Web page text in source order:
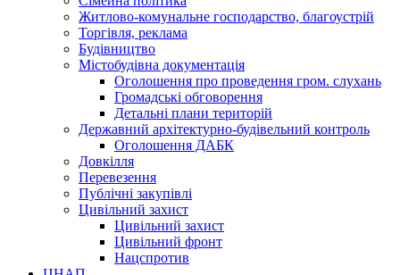
Житлово-комунальне господарство, благоустрій
Торгівля, реклама
Будівництво
Містобудівна документація
Оголошення про проведення гром. слухань
Громадські обговорення
Детальні плани територій
Державний архітектурно-будівельний контроль
Оголошення ДАБК
Довкілля
Перевезення
Публічні закупівлі
Цивільний захист
Цивільний захист
Цивільний фронт
Нацспротив